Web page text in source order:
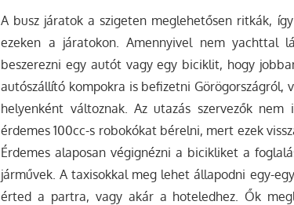
A busz járatok a szigeten meglehetősen ritkák,
ezeken a járatokon. Amennyivel nem yachttal
beszerezni egy autót vagy egy biciklit, hogy
autószállító kompokra is befizetni Görögországról,
helyenként változnak. Az utazás szervezők
érdemes 100cc-s robokókat bérelni, mert ezek
Érdemes alaposan végignézni a bicikliket a
járművek. A taxisokkal meg lehet állapodni egy-
érted a partra, vagy akár a hoteledhez. Ők